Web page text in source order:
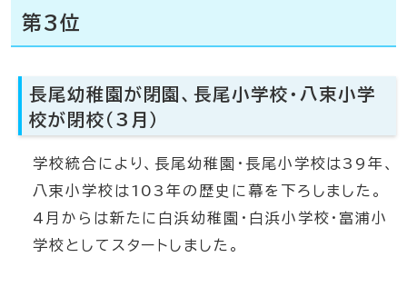
第3位
長尾幼稚園が閉園、長尾小学校・八束小学
校が閉校（3月）
学校統合により、長尾幼稚園・長尾小学校は39年、
八束小学校は103年の歴史に幕を下ろしました。
4月からは新たに白浜幼稚園・白浜小学校・富浦小
学校としてスタートしました。